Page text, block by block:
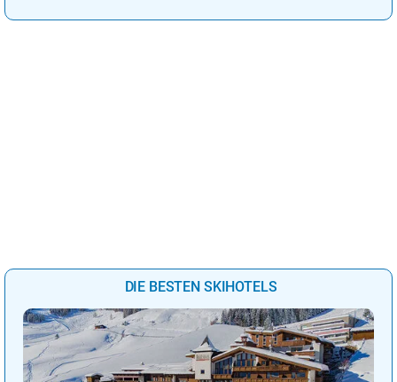
DIE BESTEN SKIHOTELS